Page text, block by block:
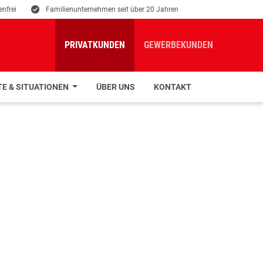
E Familienunternehmen seit über 20 Jahren
PRIVATKUNDEN GEWERBEKUNDEN
& SITUATIONEN ÜBER UNS KONTAKT